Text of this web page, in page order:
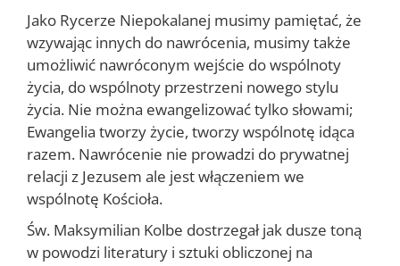
Jako Rycerze Niepokalanej musimy pamiętać, że
wzywając innych do nawrócenia, musimy także
umożliwić nawróconym wejście do wspólnoty
życia, do wspólnoty przestrzeni nowego stylu
życia. Nie można ewangelizować tylko słowami;
Ewangelia tworzy życie, tworzy wspólnotę idąca
razem. Nawrócenie nie prowadzi do prywatnej
relacji z Jezusem ale jest włączeniem we
wspólnotę Kościoła.
Św. Maksymilian Kolbe dostrzegał jak dusze toną
w powodzi literatury i sztuki obliczonej na